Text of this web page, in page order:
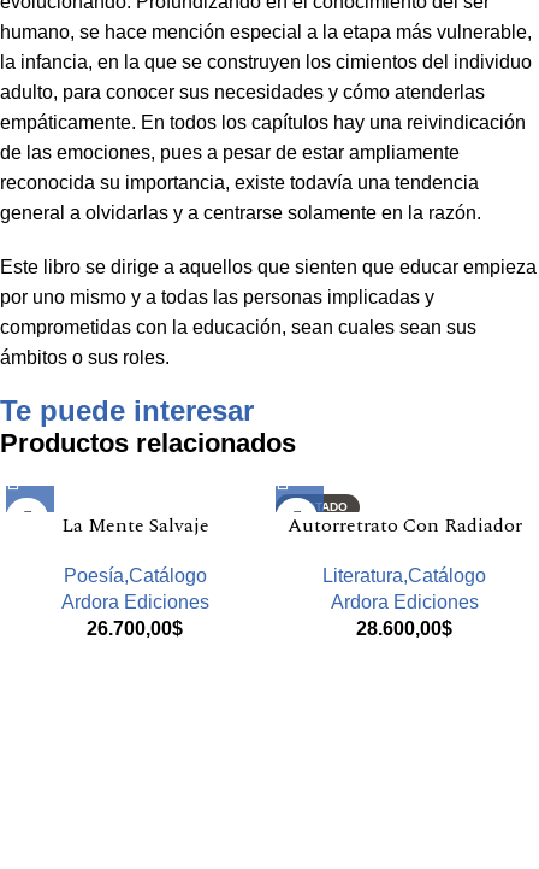
humano, se hace mención especial a la etapa más vulnerable,
la infancia, en la que se construyen los cimientos del individuo
adulto, para conocer sus necesidades y cómo atenderlas
empáticamente. En todos los capítulos hay una reivindicación
de las emociones, pues a pesar de estar ampliamente
reconocida su importancia, existe todavía una tendencia
general a olvidarlas y a centrarse solamente en la razón.
Este libro se dirige a aquellos que sienten que educar empieza
por uno mismo y a todas las personas implicadas y
comprometidas con la educación, sean cuales sean sus
ámbitos o sus roles.
Te puede interesar
Productos relacionados
La Mente Salvaje
Poesía,Catálogo
Ardora Ediciones
26.700,00$
AGOTADO
Autorretrato Con Radiador
Literatura,Catálogo
Ardora Ediciones
28.600,00$